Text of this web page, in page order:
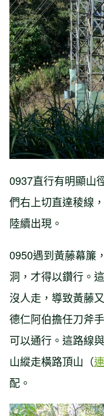
0937直行有明顯山
們右上切直達稜線
陸續出現。
0950遇到黃藤幕簾
洞，才得以鑽行。
沒人走，導致黃藤
德仁阿伯擔任刀斧
可以通行。這路線
山縱走橫路頂山（
配。